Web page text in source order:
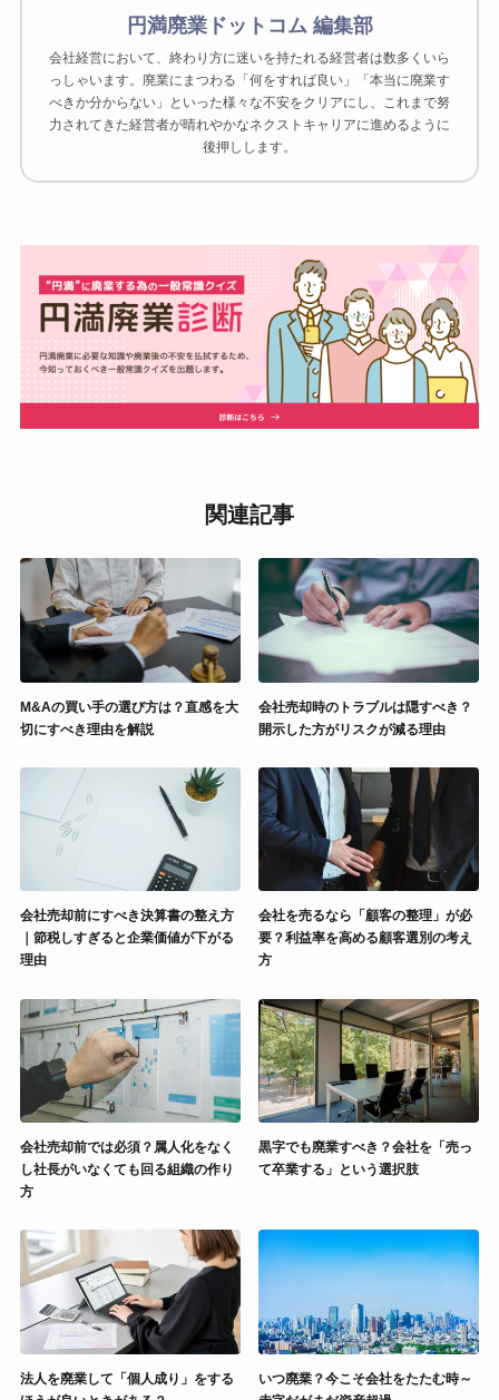
円満廃業ドットコム 編集部
会社経営において、終わり方に迷いを持たれる経営者は数多くいら
っしゃいます。廃業にまつわる「何をすれば良い」「本当に廃業す
べきか分からない」といった様々な不安をクリアにし、これまで努
力されてきた経営者が晴れやかなネクストキャリアに進めるように
後押しします。
関連記事
M&Aの買い手の選び方は？直感を大
切にすべき理由を解説
会社売却時のトラブルは隠すべき？
開示した方がリスクが減る理由
会社売却前にすべき決算書の整え方
｜節税しすぎると企業価値が下がる
理由
会社を売るなら「顧客の整理」が必
要？利益率を高める顧客選別の考え
方
会社売却前では必須？属人化をなく
し社長がいなくても回る組織の作り
方
黒字でも廃業すべき？会社を「売っ
て卒業する」という選択肢
法人を廃業して「個人成り」をする
いつ廃業？今こそ会社をたたむ時～